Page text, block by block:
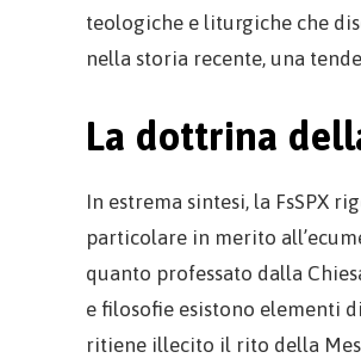
teologiche e liturgiche che
nella storia recente, una
La dottrina
In estrema sintesi, la FsSPX
particolare in merito
quanto professato dalla
e filosofie esistono elementi
ritiene illecito il rito della